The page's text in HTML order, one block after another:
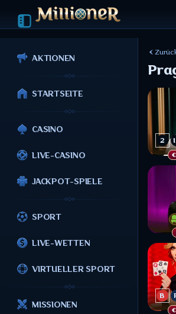
AKTIONEN
STARTSEITE
CASINO
LIVE-CASINO
JACKPOT-SPIELE
SPORT
LIVE-WETTEN
VIRTUELLER SPORT
MISSIONEN
2
34
16
B